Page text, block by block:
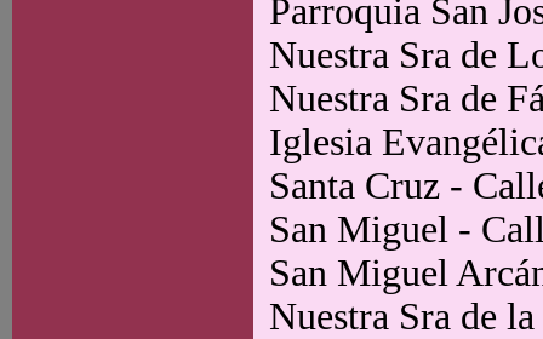
Parroquia San
Nuestra Sra de
Nuestra Sra de
Iglesia
Santa Cruz -
San Miguel -
San Miguel
Nuestra Sra de